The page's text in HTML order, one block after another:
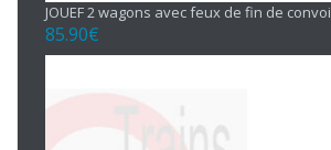
JOUEF 2 wagons avec feux de fin de convoi
85.90€